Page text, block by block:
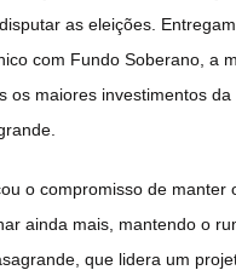
as eleições.
com Fundo Soberano, a
maiores investimentos
o compromisso de manter
ainda mais, mantendo o
que lidera um